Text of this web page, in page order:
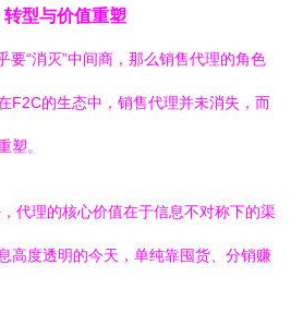
型与价值重塑
要“消灭”中间商，那么销售代理的角色
F2C的生态中，销售代理并未消失，而
塑。
代理的核心价值在于信息不对称下的渠
高度透明的今天，单纯靠囤货、分销赚